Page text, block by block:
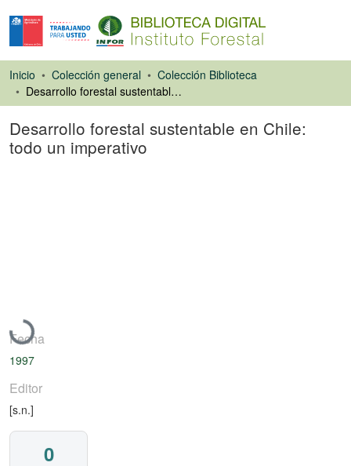
Inicio Colección general
Colección Biblioteca
Desarrollo forestal sustentable en Chile: todo un imperativo
Desarrollo forestal sustentable en Chile:
todo un imperativo
Cargando...
Fecha
1997
Editor
[s.n.]
0